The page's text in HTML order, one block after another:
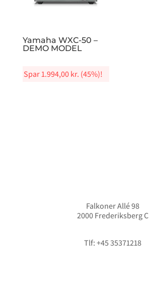
Yamaha WXC-50 –
DEMO MODEL
Spar1.994,00kr. (45%)!
Falkoner Allé 98
2000 Frederiksberg C
Tlf: +45 35371218